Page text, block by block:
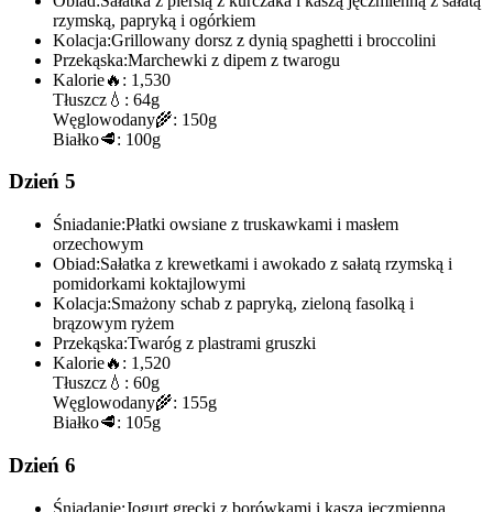
rzymską, papryką i ogórkiem
Kolacja:Grillowany dorsz z dynią spaghetti i broccolini
Przekąska:Marchewki z dipem z twarogu
Kalorie🔥: 1,530
Tłuszcz 💧: 64g
Węglowodany🌾: 150g
Białko🥩: 100g
Dzień 5
Śniadanie:Płatki owsiane z truskawkami i masłem
orzechowym
Obiad:Sałatka z krewetkami i awokado z sałatą rzymską i
pomidorkami koktajlowymi
Kolacja:Smażony schab z papryką, zieloną fasolką i
brązowym ryżem
Przekąska:Twaróg z plastrami gruszki
Kalorie🔥: 1,520
Tłuszcz 💧: 60g
Węglowodany🌾: 155g
Białko🥩: 105g
Dzień 6
Śniadanie:Jogurt grecki z borówkami i kaszą jęczmienną